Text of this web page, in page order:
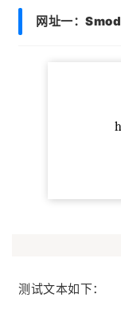
网址一：
测试文本如下：